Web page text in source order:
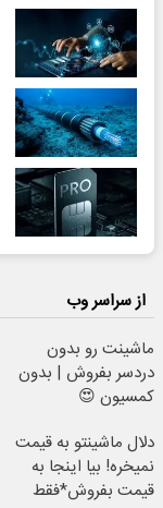
از سراسر وب
ماشینت رو بدون
دردسر بفروش | بدون
کمسیون 😍
دلال ماشینتو به قیمت
نمیخره! بیا اینجا به
قیمت بفروش*فقط